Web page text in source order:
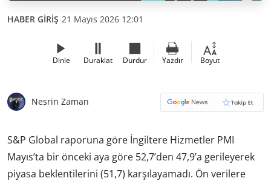
HABER GİRİŞ 21 Mayıs 2026 12:01
Dinle Duraklat Durdur Yazdır Boyut
Nesrin Zaman
S&P Global raporuna göre İngiltere Hizmetler PMI
Mayıs’ta bir önceki aya göre 52,7’den 47,9’a gerileyerek
piyasa beklentilerini (51,7) karşılayamadı. Ön verilere